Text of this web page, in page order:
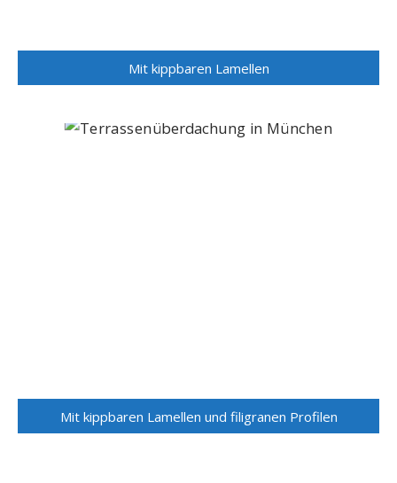
Mit kippbaren Lamellen
Mit kippbaren Lamellen und filigranen Profilen